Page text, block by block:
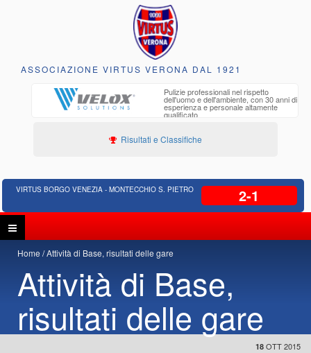
ASSOCIAZIONE VIRTUS VERONA DAL 1921
Pulizie professionali nel rispetto
dell'uomo e dell'ambiente, con 30 anni di
esperienza e personale altamente
qualificato
Risultati e Classifiche
VIRTUS BORGO VENEZIA - MONTECCHIO S. PIETRO 2-1
Home Attività di Base, risultati delle gare
Attività di Base,
risultati delle gare
18 OTT 2015